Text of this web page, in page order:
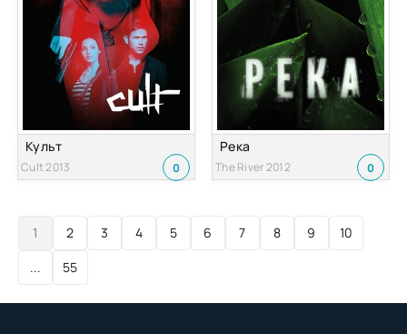
Культ
Cult 2013 0
Река
The River 2012 0
1 2 3 4 5 6 7 8 9
10
...
55